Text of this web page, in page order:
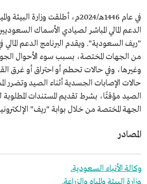
في عام 1446هـ/2024م، أطلقت وزارة
الدعم المالي المباشر لصيادي الأسماك
"ريف السعودية". ويقدم البرنامج الدعم المالي
من الجهات المختصة، بسبب سوء الأحوال
وغيرها، وفي حالات تحطم أو احتراق أو غرق
حالات الإصابات الجسدية أثناء الصيد وتضرر
الصيد مؤقتًا، بشرط تقديم المستندات
الجهة المختصة من خلال بوابة "ريف"
المصادر
وكالة الأنباء السعودية.
وزارة البيئة والمياه والزراعة.